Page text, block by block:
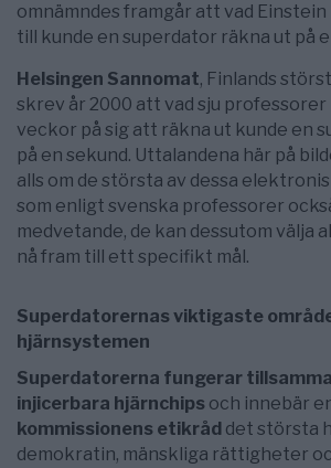
omnämndes framgår att vad
till kunde en superdator räkna ut på
Helsingen Sannomat, Finlands
skrev år 2000 att vad sju
veckor på sig att räkna ut kunde en
på en sekund. Uttalandena här på
alls om de största av dessa
som enligt svenska professorer
medvetande, de kan dessutom välja
nå fram till ett specifikt mål.
Superdatorernas viktigaste
hjärnsystemen
Superdatorerna fungerar
injicerbara hjärnchips och innebär
kommissionens etikråd det största
demokratin, mänskliga rättigheter